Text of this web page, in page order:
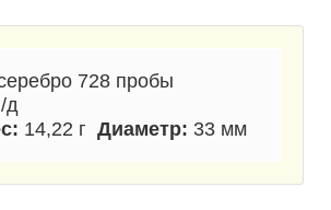
728 пробы
д
14,22 г Диаметр: 33 мм